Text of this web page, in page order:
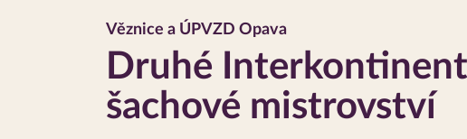
Věznice a ÚPVZD Opava
Druhé
šachové mistrovství